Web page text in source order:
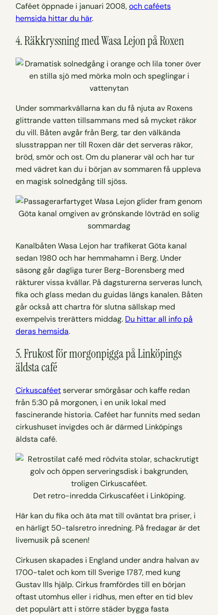
Caféet öppnade i januari 2008,och caféets
hemsida hittar du här.
4. Räkkryssning med Wasa Lejon på Roxen
Under sommarkvällarna kan du få njuta av Roxens
glittrande vatten tillsammans med så mycket räkor
du vill. Båten avgår från Berg, tar den välkända
slusstrappan ner till Roxen där det serveras räkor,
bröd, smör och ost. Om du planerar väl och har tur
med vädret kan du i början av sommaren få uppleva
en magisk solnedgång till sjöss.
Kanalbåten Wasa Lejon har trafikerat Göta kanal
sedan 1980 och har hemmahamn i Berg. Under
säsong går dagliga turer Berg-Borensberg med
räkturer vissa kvällar. På dagsturerna serveras lunch,
fika och glass medan du guidas längs kanalen. Båten
går också att chartra för slutna sällskap med
exempelvis trerätters middag. Du hittar all info på
deras hemsida.
5. Frukost för morgonpigga på Linköpings
äldsta café
Cirkuscaféetserverar smörgåsar och kaffe redan
från 5:30 på morgonen, i en unik lokal med
fascinerande historia. Caféet har funnits med sedan
cirkushuset invigdes och är därmed Linköpings
äldsta café.
Det retro-inredda Cirkuscaféet i Linköping.
Här kan du fika och äta mat till oväntat bra priser, i
en härligt 50-talsretro inredning. På fredagar är det
livemusik på scenen!
Cirkusen skapades i England under andra halvan av
1700-talet och kom till Sverige 1787, med kung
Gustav IIIs hjälp. Cirkus framfördes till en början
oftast utomhus eller i ridhus, men efter en tid blev
det populärt att i större städer bygga fasta